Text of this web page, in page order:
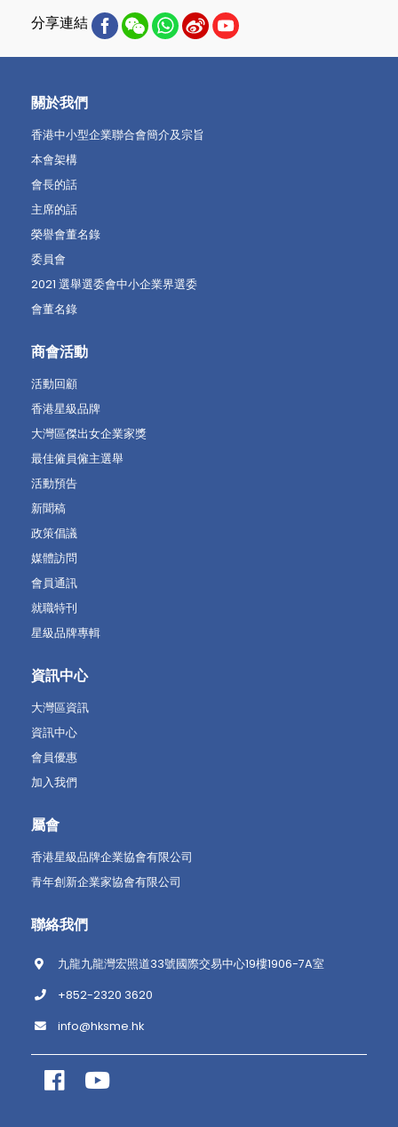
分享連結
關於我們
香港中小型企業聯合會簡介及宗旨
本會架構
會長的話
主席的話
榮譽會董名錄
委員會
2021 選舉選委會中小企業界選委
會董名錄
商會活動
活動回顧
香港星級品牌
大灣區傑出女企業家獎
最佳僱員僱主選舉
活動預告
新聞稿
政策倡議
媒體訪問
會員通訊
就職特刊
星級品牌專輯
資訊中心
大灣區資訊
資訊中心
會員優惠
加入我們
屬會
香港星級品牌企業協會有限公司
青年創新企業家協會有限公司
聯絡我們
九龍九龍灣宏照道33號國際交易中心19樓1906-7A室
+852-2320 3620
info@hksme.hk